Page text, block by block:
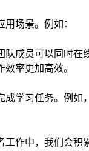
场景。例如：
成员可以同时在
率更加高效。
学习任务。例如
作中，我们会积